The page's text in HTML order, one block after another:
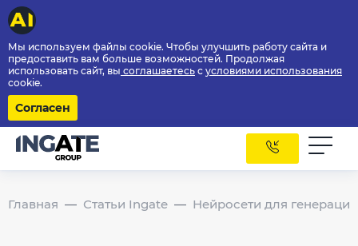
Мы используем файлы cookie. Чтобы улучшить работу сайта и
предоставить вам больше возможностей. Продолжая
использовать сайт, вы соглашаетесь с условиями использования
cookie.
Согласен
Главная Статьи Ingate Нейросети для